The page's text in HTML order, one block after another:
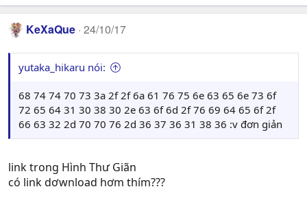
KeXaQue 24/10/17
yutaka_hikaru nói:
68 74 74 70 73 3a 2f 2f 6a 61 76 75 6e 63 65 6e 73 6f
72 65 64 31 30 38 30 2e 63 6f 6d 2f 76 69 64 65 6f 2f
66 63 32 2d 70 70 76 2d 36 37 36 31 38 36 :v đơn giản
link trong Hình Thư Giãn
có link dơwnload hơm thím???